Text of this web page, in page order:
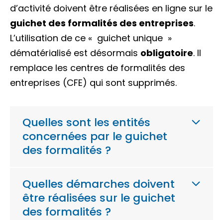
d’activité doivent être réalisées en ligne sur le
guichet des formalités des entreprises.
L’utilisation de ce « guichet unique »
dématérialisé est désormais obligatoire. Il
remplace les centres de formalités des
entreprises (CFE) qui sont supprimés.
Quelles sont les entités
concernées par le guichet
des formalités ?
Quelles démarches doivent
être réalisées sur le guichet
des formalités ?